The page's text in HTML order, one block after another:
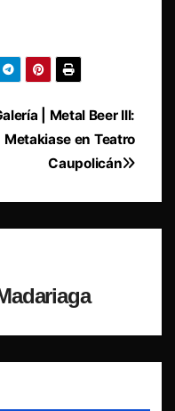
| Metal Beer III:
Metakiase en Teatro
Caupolicán